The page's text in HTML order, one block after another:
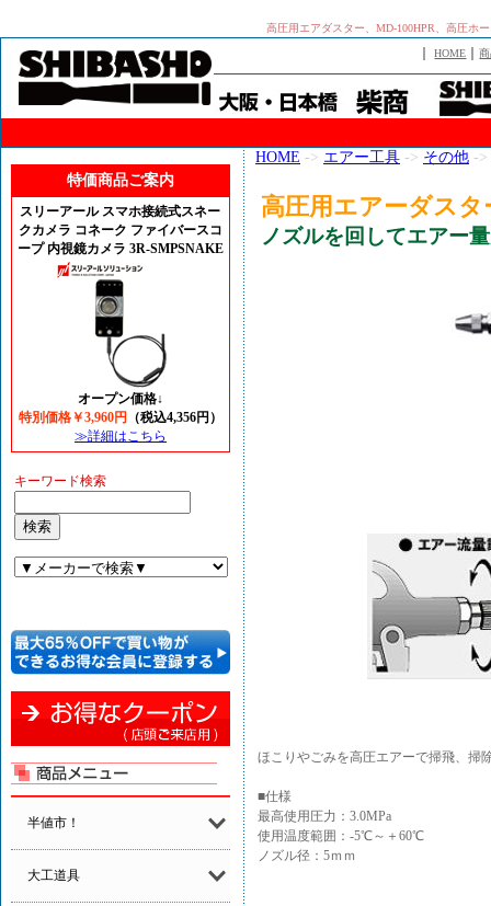
高圧用エアダスター、MD-100HPR、高圧ホ
｜HOME ｜
特価商品ご案内
スリーアール スマホ接続式スネー
クカメラ コネーク ファイバースコ
ープ 内視鏡カメラ 3R-SMPSNAKE
オープン価格↓
特別価格￥3,960円
（税込4,356円）
≫詳細はこちら
キーワード検索
半値市！
大工道具
HOME -> エアー工具 -> その他 ->
高圧用エアーダス
ノズルを回してエアー
ほこりやごみを高圧エアーで掃飛、掃
■仕様
最高使用圧力：3.0MPa
使用温度範囲：-5℃～＋60℃
ノズル径：5ｍｍ